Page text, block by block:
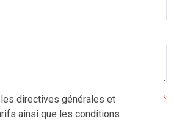
les directives générales et
ainsi que les conditions
*